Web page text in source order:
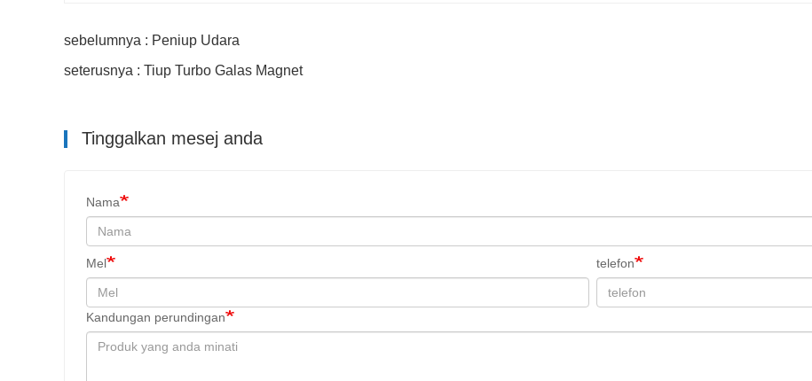
sebelumnya : Peniup Udara
seterusnya : Tiup Turbo Galas Magnet
Tinggalkan mesej anda
Nama
Mel telefon
Kandungan perundingan